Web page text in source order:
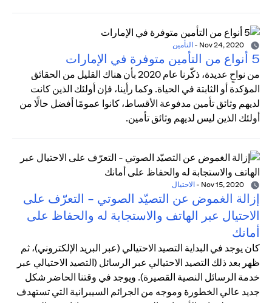
- التأمين
5 أنواع من التأمين متوفرة في الإمارات
من نواحٍ عديدة، ذكّرنا عام 2020 بأن هناك القليل من الحقائق
المؤكدة أو الثابتة في الحياة. وكما رأينا، فإن أولئك الذين كانت
لديهم وثائق تأمين مدفوعة الأقساط، كانوا عمومًا أفضل حالًا من
أولئك الذين ليس لديهم وثائق تأمين.
- الاحتيال
إزالة الغموض عن التصيّد الصوتي - التعرّف على
الاحتيال عبر الهاتف والاستجابة له والحفاظ على
أمانك
كان يوجد في البداية التصيد الاحتيالي (عبر البريد الإلكتروني)، ثم
ظهر بعد ذلك التصيد الاحتيالي عبر الرسائل (التصيد الاحتيالي عبر
خدمة الرسائل النصية القصيرة). ويوجد في وقتنا الحاضر شكل
جديد عالي الخطورة وموجه من الجرائم السيبرانية التي تستهدف